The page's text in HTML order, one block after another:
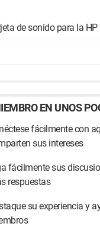
de sonido para la
EN UNOS
fácilmente con
sus intereses
fácilmente sus
respuestas
su experiencia y